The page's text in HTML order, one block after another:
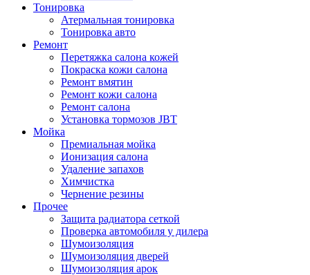
Тонировка
Атермальная тонировка
Тонировка авто
Ремонт
Перетяжка салона кожей
Покраска кожи салона
Ремонт вмятин
Ремонт кожи салона
Ремонт салона
Установка тормозов JBT
Мойка
Премиальная мойка
Ионизация салона
Удаление запахов
Химчистка
Чернение резины
Прочее
Защита радиатора сеткой
Проверка автомобиля у дилера
Шумоизоляция
Шумоизоляция дверей
Шумоизоляция арок